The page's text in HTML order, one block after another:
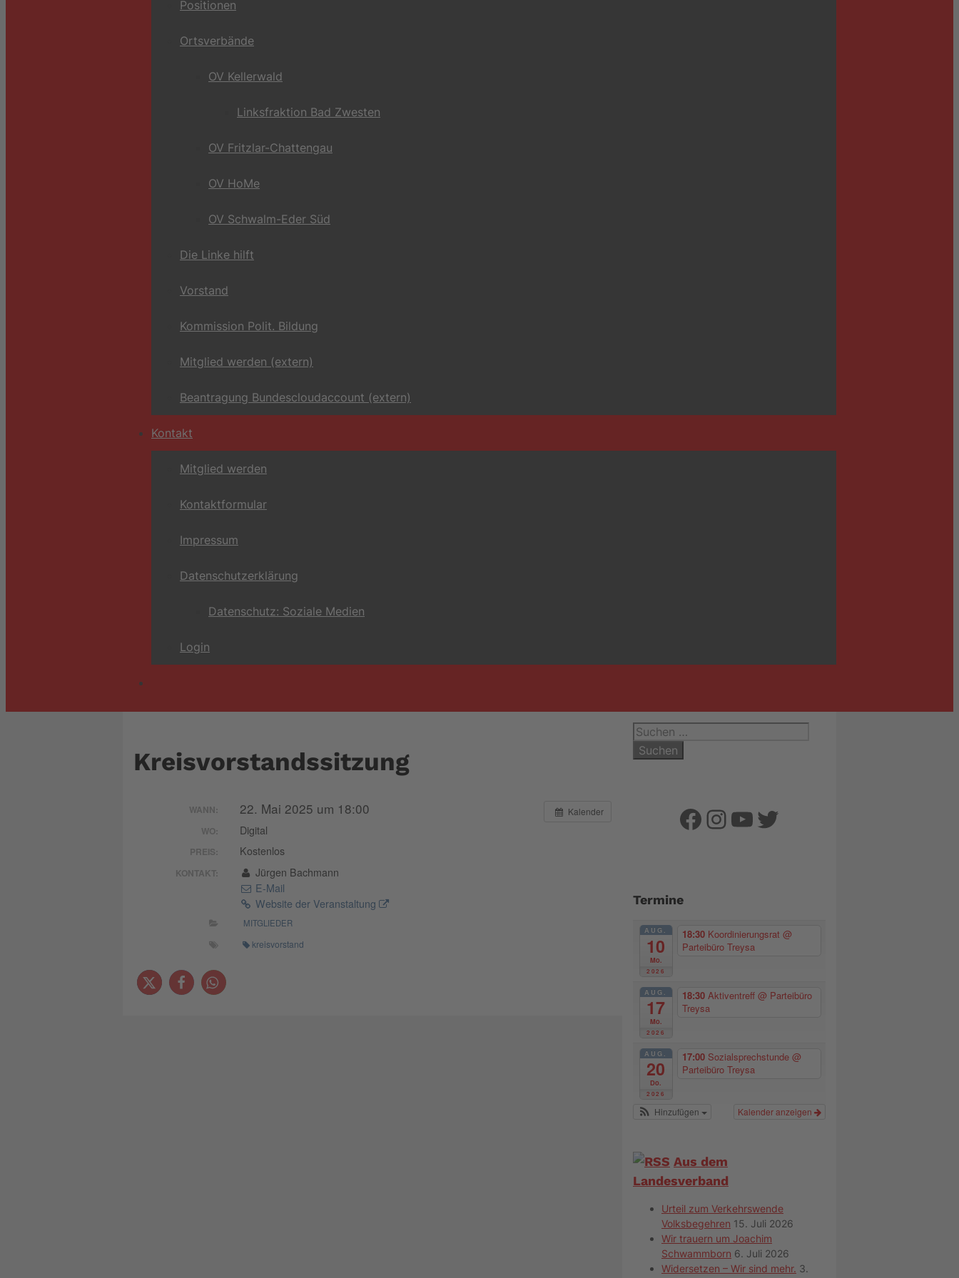
Positionen
Ortsverbände
OV Kellerwald
Linksfraktion Bad Zwesten
OV Fritzlar-Chattengau
OV HoMe
OV Schwalm-Eder Süd
Die Linke hilft
Vorstand
Kommission Polit. Bildung
Mitglied werden (extern)
Beantragung Bundescloudaccount (extern)
Kontakt
Mitglied werden
Kontaktformular
Impressum
Datenschutzerklärung
Datenschutz: Soziale Medien
Login
Kreisvorstandssitzung
Kalender
WANN: 22. Mai 2025 um 18:00
WO: Digital
PREIS: Kostenlos
KONTAKT:
Jürgen Bachmann
E-Mail
Website der Veranstaltung
MITGLIEDER
kreisvorstand
Suchen
nach:
Facebook
Instagram
YouTube
Twitter
Termine
AUG.
10
Mo.
2026
18:30 Koordinierungsrat @
Parteibüro Treysa
AUG.
17
Mo.
2026
18:30 Aktiventreff @ Parteibüro
Treysa
AUG.
20
Do.
2026
17:00 Sozialsprechstunde @
Parteibüro Treysa
Kalender anzeigen
Hinzufügen
Aus dem
Landesverband
Urteil zum Verkehrswende
Volksbegehren 15. Juli 2026
Wir trauern um Joachim
Schwammborn 6. Juli 2026
Widersetzen – Wir sind mehr. 3.